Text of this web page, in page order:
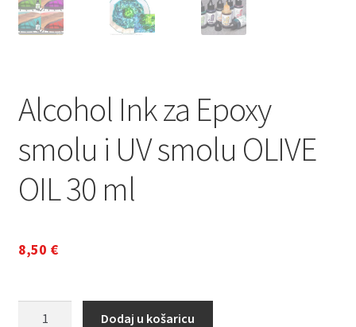
Alcohol Ink za Epoxy
smolu i UV smolu OLIVE
OIL 30 ml
8,50 €
Dodaj u košaricu